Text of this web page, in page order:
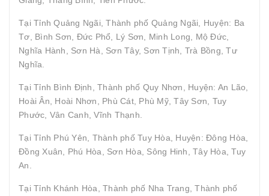
Tại Tỉnh Quảng Ngãi, Thành phố Quảng Ngãi, Huyện: Ba
Tơ, Bình Sơn, Đức Phổ, Lý Sơn, Minh Long, Mộ Đức,
Nghĩa Hành, Sơn Hà, Sơn Tây, Sơn Tịnh, Trà Bồng, Tư
Nghĩa.
Tại Tỉnh Bình Định, Thành phố Quy Nhơn, Huyện: An Lão,
Hoài Ân, Hoài Nhơn, Phù Cát, Phù Mỹ, Tây Sơn, Tuy
Phước, Vân Canh, Vĩnh Thạnh.
Tại Tỉnh Phú Yên, Thành phố Tuy Hòa, Huyện: Đông Hòa,
Đồng Xuân, Phú Hòa, Sơn Hòa, Sông Hinh, Tây Hòa, Tuy
An.
Tại Tỉnh Khánh Hòa, Thành phố Nha Trang, Thành phố